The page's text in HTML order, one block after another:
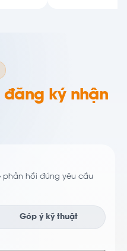
đăng ký nhận
hồi đúng yêu cầu
Góp ý kỹ thuật